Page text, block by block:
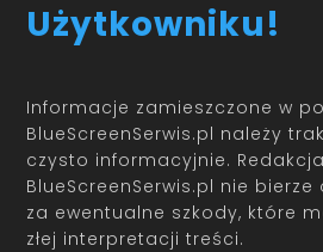
Użytkowniku!
Informacje zamieszczone w
BlueScreenSerwis.pl należy
czysto informacyjnie.
BlueScreenSerwis.pl nie
za ewentualne szkody, które
złej interpretacji treści.